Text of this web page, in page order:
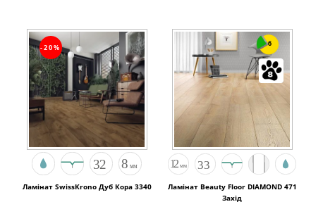
-20%
Ламінат SwissKrono Дуб Кора 3340
6
Ламінат Beauty Floor DIAMOND 471
Захід